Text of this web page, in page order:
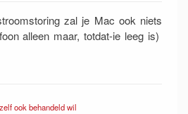
zal je Mac ook niets
alleen maar, totdat-ie leeg is)
ook behandeld wil